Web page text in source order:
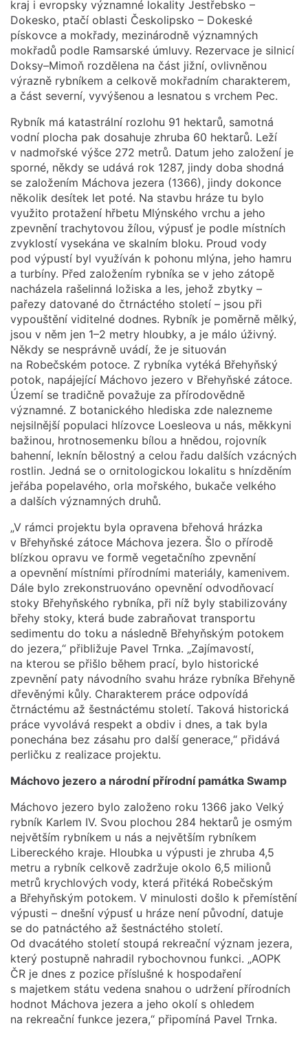
kraj i evropsky významné lokality Jestřebsko –
Dokesko, ptačí oblasti Českolipsko – Dokeské
pískovce a mokřady, mezinárodně významných
mokřadů podle Ramsarské úmluvy. Rezervace je silnicí
Doksy–Mimoň rozdělena na část jižní, ovlivněnou
výrazně rybníkem a celkově mokřadním charakterem,
a část severní, vyvýšenou a lesnatou s vrchem Pec.
Rybník má katastrální rozlohu 91 hektarů, samotná
vodní plocha pak dosahuje zhruba 60 hektarů. Leží
v nadmořské výšce 272 metrů. Datum jeho založení je
sporné, někdy se udává rok 1287, jindy doba shodná
se založením Máchova jezera (1366), jindy dokonce
několik desítek let poté. Na stavbu hráze tu bylo
využito protažení hřbetu Mlýnského vrchu a jeho
zpevnění trachytovou žílou, výpusť je podle místních
zvyklostí vysekána ve skalním bloku. Proud vody
pod výpustí byl využíván k pohonu mlýna, jeho hamru
a turbíny. Před založením rybníka se v jeho zátopě
nacházela rašelinná ložiska a les, jehož zbytky –
pařezy datované do čtrnáctého století – jsou při
vypouštění viditelné dodnes. Rybník je poměrně mělký,
jsou v něm jen 1–2 metry hloubky, a je málo úživný.
Někdy se nesprávně uvádí, že je situován
na Robečském potoce. Z rybníka vytéká Břehyňský
potok, napájející Máchovo jezero v Břehyňské zátoce.
Území se tradičně považuje za přírodovědně
významné. Z botanického hlediska zde nalezneme
nejsilnější populaci hlízovce Loesleova u nás, měkkyni
bažinou, hrotnosemenku bílou a hnědou, rojovník
bahenní, leknín bělostný a celou řadu dalších vzácných
rostlin. Jedná se o ornitologickou lokalitu s hnízděním
jeřába popelavého, orla mořského, bukače velkého
a dalších významných druhů.
„V rámci projektu byla opravena břehová hrázka
v Břehyňské zátoce Máchova jezera. Šlo o přírodě
blízkou opravu ve formě vegetačního zpevnění
a opevnění místními přírodními materiály, kamenivem.
Dále bylo zrekonstruováno opevnění odvodňovací
stoky Břehyňského rybníka, při níž byly stabilizovány
břehy stoky, která bude zabraňovat transportu
sedimentu do toku a následně Břehyňským potokem
do jezera,“ přibližuje Pavel Trnka. „Zajímavostí,
na kterou se přišlo během prací, bylo historické
zpevnění paty návodního svahu hráze rybníka Břehyně
dřevěnými kůly. Charakterem práce odpovídá
čtrnáctému až šestnáctému století. Taková historická
práce vyvolává respekt a obdiv i dnes, a tak byla
ponechána bez zásahu pro další generace,“ přidává
perličku z realizace projektu.
Máchovo jezero a národní přírodní památka Swamp
Máchovo jezero bylo založeno roku 1366 jako Velký
rybník Karlem IV. Svou plochou 284 hektarů je osmým
největším rybníkem u nás a největším rybníkem
Libereckého kraje. Hloubka u výpusti je zhruba 4,5
metru a rybník celkově zadržuje okolo 6,5 milionů
metrů krychlových vody, která přitéká Robečským
a Břehyňským potokem. V minulosti došlo k přemístění
výpusti – dnešní výpusť u hráze není původní, datuje
se do patnáctého až šestnáctého století.
Od dvacátého století stoupá rekreační význam jezera,
který postupně nahradil rybochovnou funkci. „AOPK
ČR je dnes z pozice příslušné k hospodaření
s majetkem státu vedena snahou o udržení přírodních
hodnot Máchova jezera a jeho okolí s ohledem
na rekreační funkce jezera,“ připomíná Pavel Trnka.